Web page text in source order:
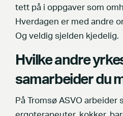
tett på i oppgaver som
Hverdagen er med andre
Og veldig sjelden kjedelig.
Hvilke andre
samarbeider du
På Tromsø ASVO arbeider